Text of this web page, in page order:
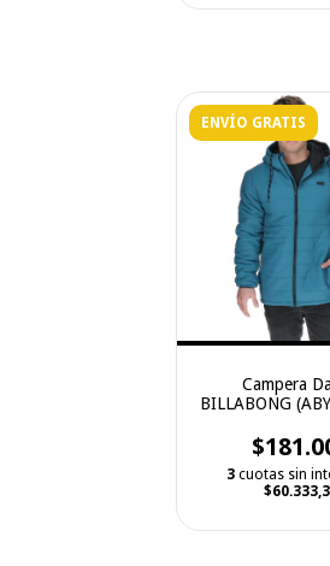
ENVÍO GRATIS
Campera
BILLABONG
3 cuotas sin